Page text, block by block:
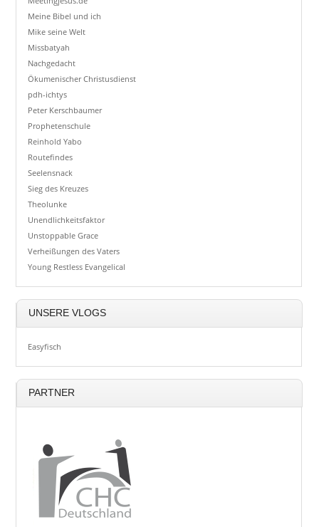
Meine Bibel und ich
Mike seine Welt
Missbatyah
Nachgedacht
Ökumenischer Christusdienst
pdh-ichtys
Peter Kerschbaumer
Prophetenschule
Reinhold Yabo
Routefindes
Seelensnack
Sieg des Kreuzes
Theolunke
Unendlichkeitsfaktor
Unstoppable Grace
Verheißungen des Vaters
Young Restless Evangelical
UNSERE VLOGS
Easyfisch
PARTNER